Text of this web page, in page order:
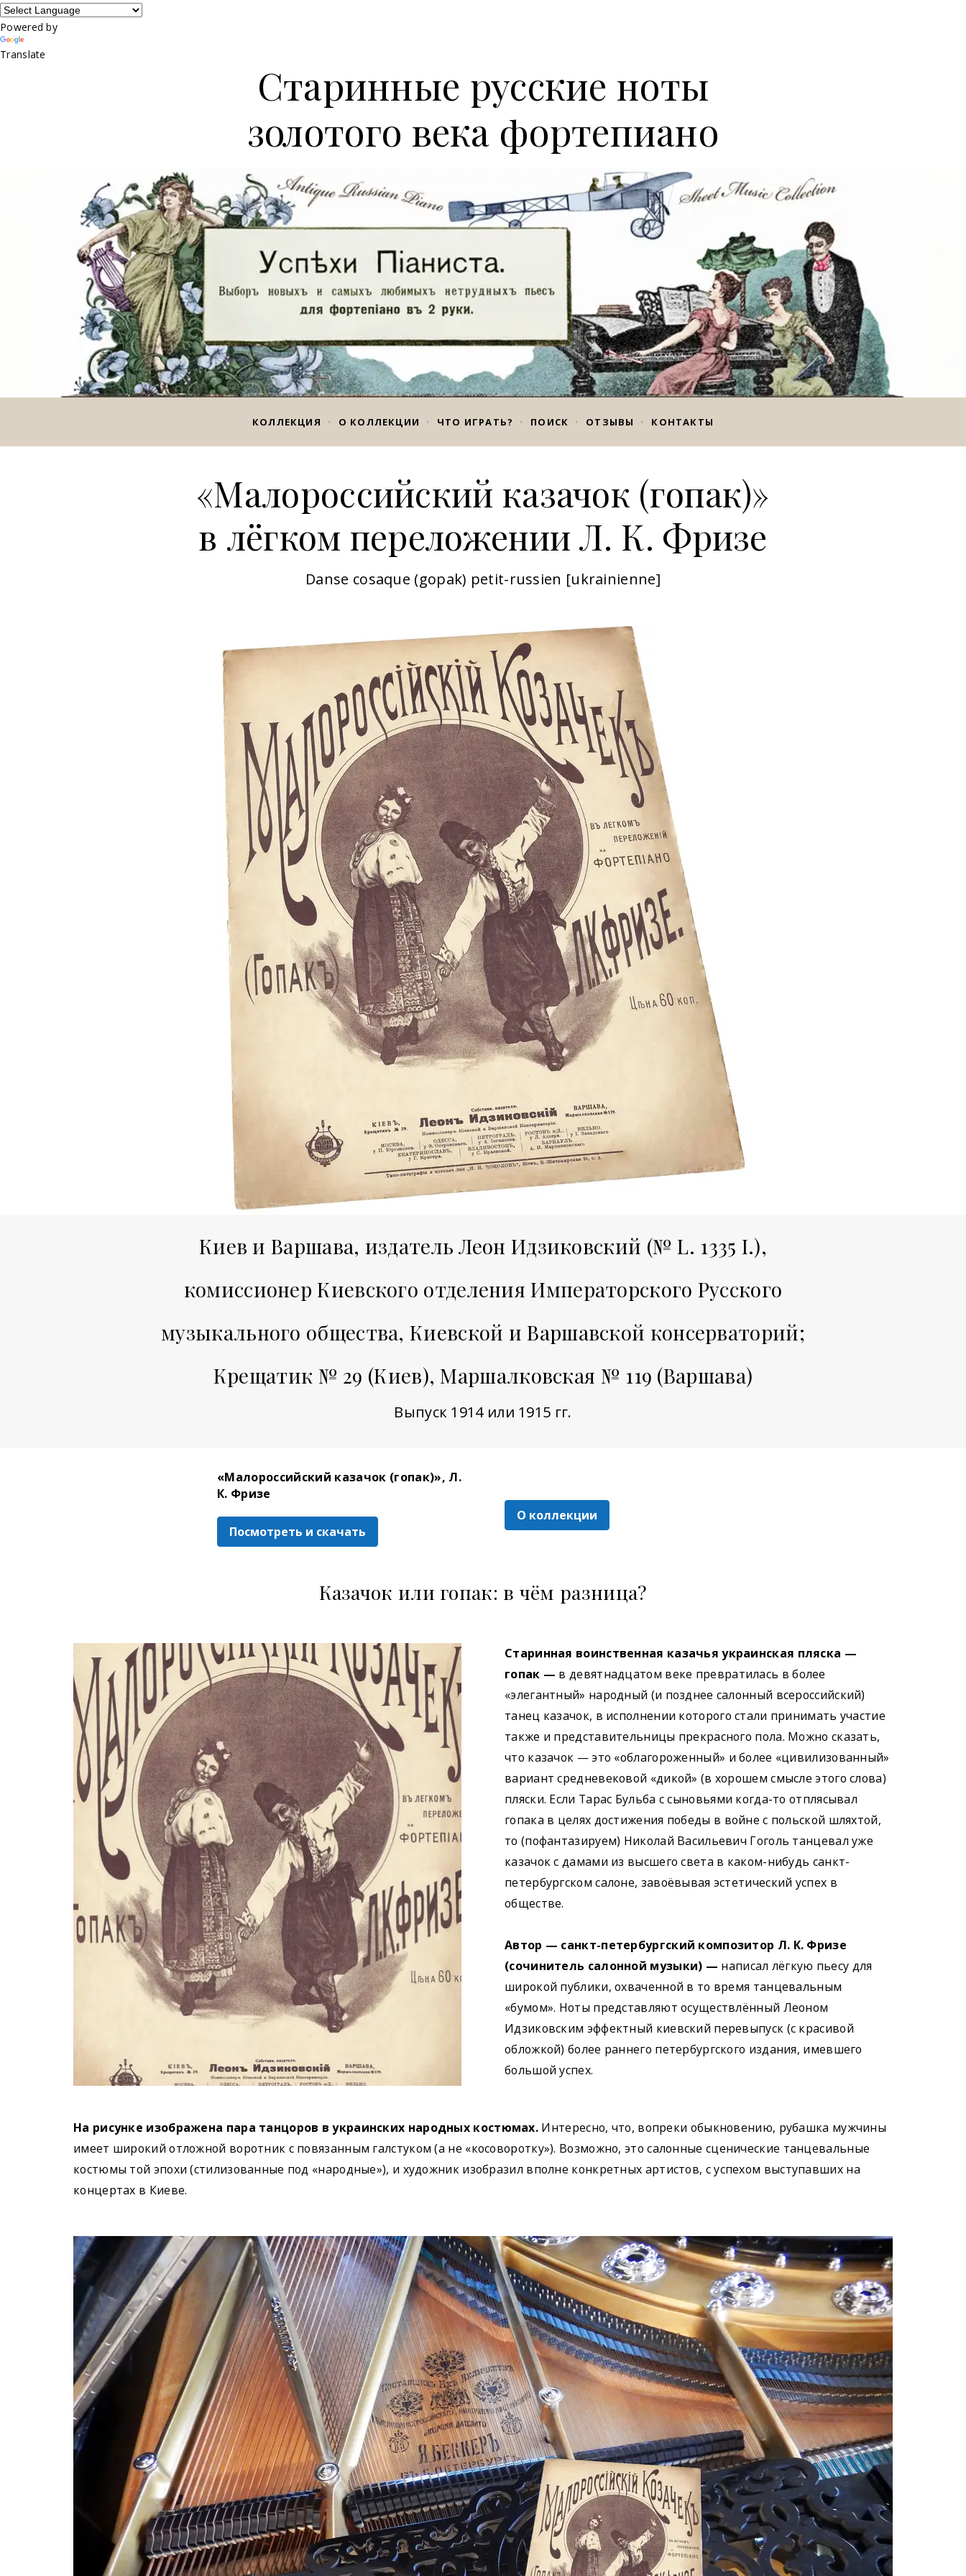
Powered by
Translate
Старинные русские ноты
золотого века фортепиано
КОЛЛЕКЦИЯ О КОЛЛЕКЦИИ ЧТО ИГРАТЬ? ПОИСК ОТЗЫВЫ КОНТАКТЫ
«Малороссийский казачок (гопак)»
в лёгком переложении Л. К. Фризе
Danse cosaque (gopak) petit-russien [ukrainienne]
Киев и Варшава, издатель Леон Идзиковский (№ L. 1335 I.),
комиссионер Киевского отделения Императорского Русского
музыкального общества, Киевской и Варшавской консерваторий;
Крещатик № 29 (Киев), Маршалковская № 119 (Варшава)
Выпуск 1914 или 1915 гг.
«Малороссийский казачок (гопак)», Л.
К. Фризе
Посмотреть и скачать
О коллекции
Казачок или гопак: в чём разница?
Старинная воинственная казачья украинская пляска —
гопак — в девятнадцатом веке превратилась в более
«элегантный» народный (и позднее салонный всероссийский)
танец казачок, в исполнении которого стали принимать участие
также и представительницы прекрасного пола. Можно сказать,
что казачок — это «облагороженный» и более «цивилизованный»
вариант средневековой «дикой» (в хорошем смысле этого слова)
пляски. Если Тарас Бульба с сыновьями когда-то отплясывал
гопака в целях достижения победы в войне с польской шляхтой,
то (пофантазируем) Николай Васильевич Гоголь танцевал уже
казачок с дамами из высшего света в каком-нибудь санкт-
петербургском салоне, завоёвывая эстетический успех в
обществе.
Автор — санкт-петербургский композитор Л. К. Фризе
(сочинитель салонной музыки) — написал лёгкую пьесу для
широкой публики, охваченной в то время танцевальным
«бумом». Ноты представляют осуществлённый Леоном
Идзиковским эффектный киевский перевыпуск (с красивой
обложкой) более раннего петербургского издания, имевшего
большой успех.
На рисунке изображена пара танцоров в украинских народных костюмах. Интересно, что, вопреки обыкновению, рубашка мужчины
имеет широкий отложной воротник с повязанным галстуком (а не «косоворотку»). Возможно, это салонные сценические танцевальные
костюмы той эпохи (стилизованные под «народные»), и художник изобразил вполне конкретных артистов, с успехом выступавших на
концертах в Киеве.